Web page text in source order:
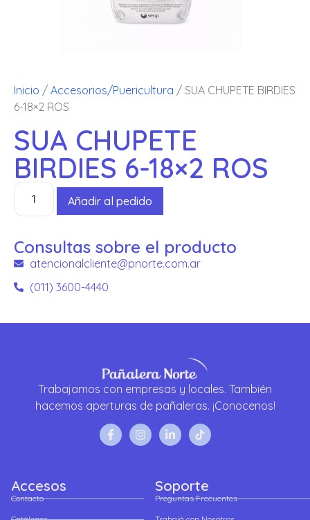
Inicio / Accesorios/Puericultura / SUA CHUPETE BIRDIES
6-18×2 ROS
SUA CHUPETE
BIRDIES 6-18×2 ROS
Añadir al pedido
Consultas sobre el producto
atencionalcliente@pnorte.com.ar
(011) 3600-4440
Trabajamos con empresas y locales. También
hacemos aperturas de pañaleras. ¡Conocenos!
Accesos
Contacto
Soporte
Preguntas Frecuentes